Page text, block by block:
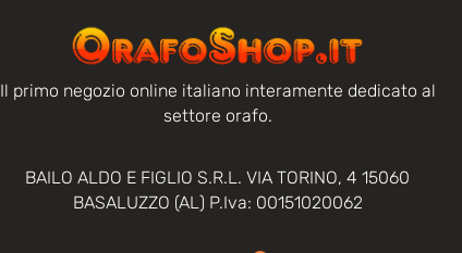
Il primo negozio online italiano interamente dedicato al
settore orafo.
BAILO ALDO E FIGLIO S.R.L. VIA TORINO, 4 15060
BASALUZZO (AL) P.Iva: 00151020062